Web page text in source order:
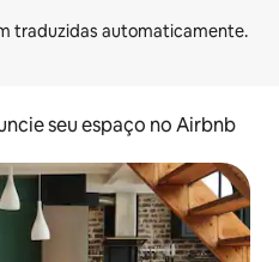
seu espaço no Airbnb